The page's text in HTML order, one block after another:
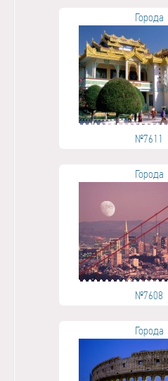
Города
№7611
Города
№7608
Города